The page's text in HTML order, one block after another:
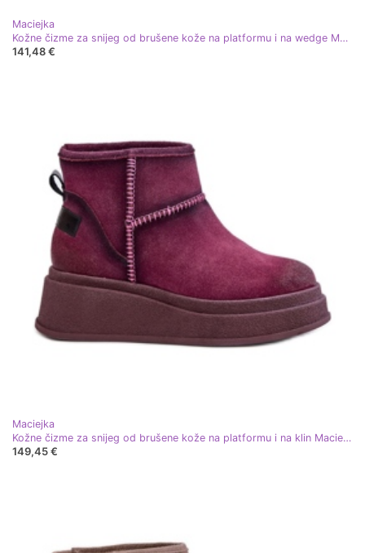
Maciejka
Kožne čizme za snijeg od brušene kože na platformu i na wedge Maciejka 06769-01 crne crna
141,48 €
Maciejka
Kožne čizme za snijeg od brušene kože na platformu i na klin Maciejka 06769-23 Bordo crvena
149,45 €